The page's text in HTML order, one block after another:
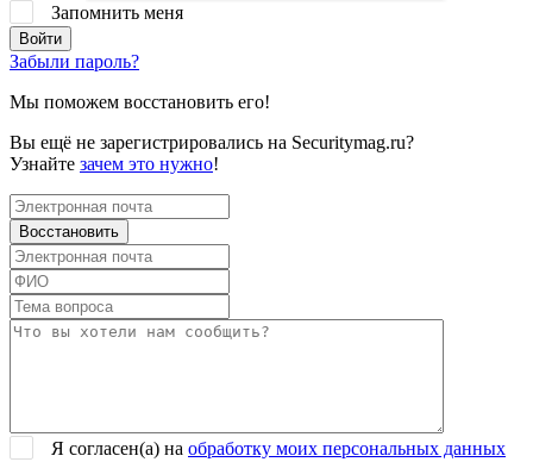
Запомнить меня
Забыли пароль?
Мы поможем восстановить его!
Вы ещё не зарегистрировались на Securitymag.ru?
Узнайте зачем это нужно!
Я согласен(a) на обработку моих персональных данных